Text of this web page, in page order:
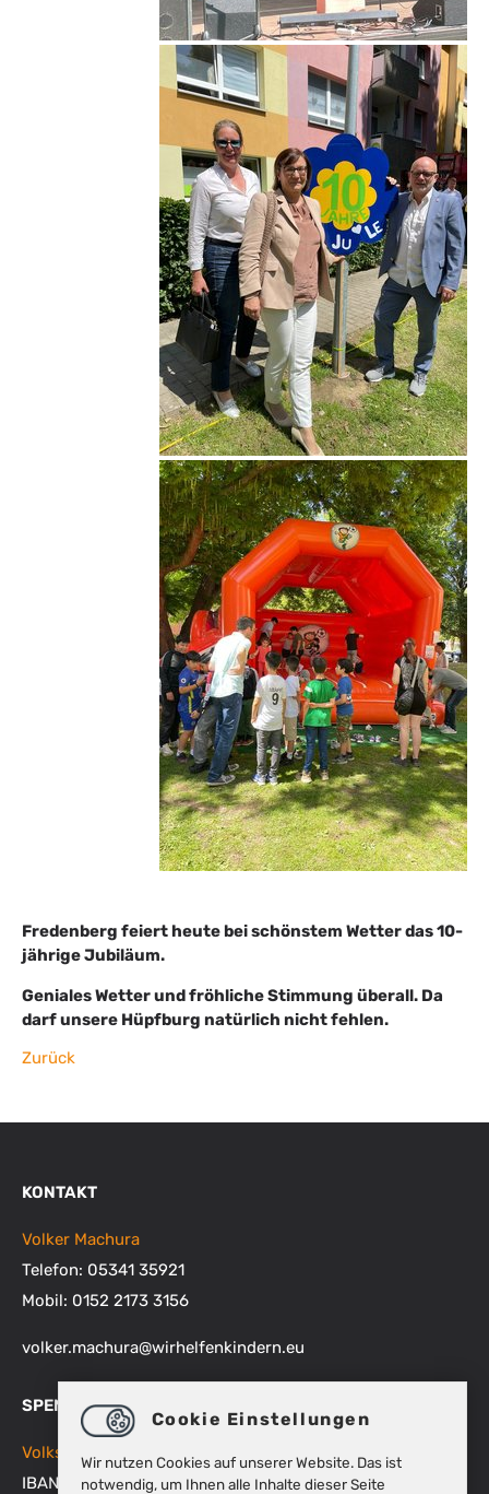
Fredenberg feiert heute bei schönstem Wetter das 10-
jährige Jubiläum.
Geniales Wetter und fröhliche Stimmung überall. Da
darf unsere Hüpfburg natürlich nicht fehlen.
Zurück
KONTAKT
Volker Machura
Telefon: 05341 35921
Mobil: 0152 2173 3156
volker.machura@wirhelfenkindern.eu
SPENDENKONTEN
Volksbank BRAWO
IBAN: DE48 2699 1066 1512 9270 00
Cookie Einstellungen
Wir nutzen Cookies auf unserer Website. Das ist
notwendig, um Ihnen alle Inhalte dieser Seite